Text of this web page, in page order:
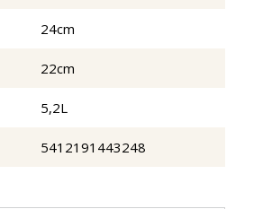
24cm
22cm
5,2L
5412191443248